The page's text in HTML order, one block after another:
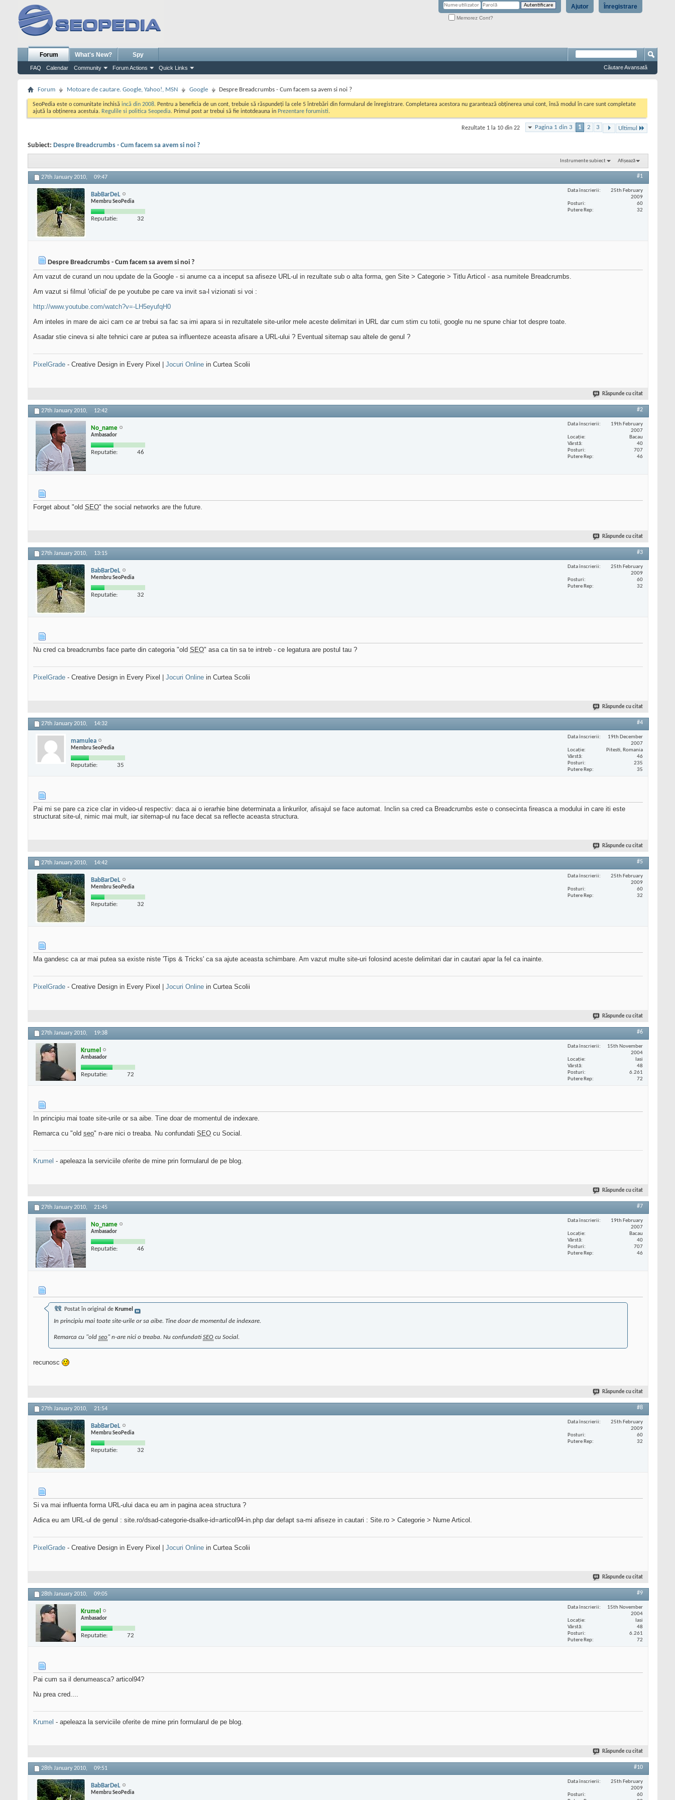
Înregistrare
Ajutor
Memorez Cont?
Forum
FAQ Calendar Community Forum Actions Quick Links
What's New? Spy
Căutare Avansată
Forum Motoare de cautare. Google, Yahoo!, MSN Google Despre Breadcrumbs - Cum facem sa avem si noi ?
SeoPedia este o comunitate inchisă incă din 2008. Pentru a beneficia de un cont, trebuie să răspundeți la cele 5 întrebări din formularul de înregistrare. Completarea acestora nu garantează obținerea unui cont, însă modul în care sunt completate
ajută la obținerea acestuia. Regulile si politica Seopedia. Primul post ar trebui să fie intotdeauna in Prezentare forumisti.
Pagina 1 din 3 1 2 3 Ultimul
Rezultate 1 la 10 din 22
Subiect: Despre Breadcrumbs - Cum facem sa avem si noi ?
Instrumente subiect Afișează
27th January 2010, 09:47 #1
BabBarDeL
Membru SeoPedia
Reputatie: 32
Data înscrierii
25th February
2009
Posturi
60
Putere Rep
32
Despre Breadcrumbs - Cum facem sa avem si noi ?
Am vazut de curand un nou update de la Google - si anume ca a inceput sa afiseze URL-ul in rezultate sub o alta forma, gen Site > Categorie > Titlu Articol - asa numitele Breadcrumbs.
Am vazut si filmul 'oficial' de pe youtube pe care va invit sa-l vizionati si voi :
http://www.youtube.com/watch?v=-LH5eyufqH0
Am inteles in mare de aici cam ce ar trebui sa fac sa imi apara si in rezultatele site-urilor mele aceste delimitari in URL dar cum stim cu totii, google nu ne spune chiar tot despre toate.
Asadar stie cineva si alte tehnici care ar putea sa influenteze aceasta afisare a URL-ului ? Eventual sitemap sau altele de genul ?
PixelGrade - Creative Design in Every Pixel | Jocuri Online in Curtea Scolii
Răspunde cu citat
27th January 2010, 12:42 #2
No_name
Ambasador
Reputatie: 46
Data înscrierii
19th February
2007
Locaţie
Bacau
Vârstă
40
Posturi
707
Putere Rep
46
Forget about "old SEO" the social networks are the future.
Răspunde cu citat
27th January 2010, 13:15 #3
BabBarDeL
Membru SeoPedia
Reputatie: 32
Data înscrierii
25th February
2009
Posturi
60
Putere Rep
32
Nu cred ca breadcrumbs face parte din categoria "old SEO" asa ca tin sa te intreb - ce legatura are postul tau ?
PixelGrade - Creative Design in Every Pixel | Jocuri Online in Curtea Scolii
Răspunde cu citat
27th January 2010, 14:32 #4
mamulea
Membru SeoPedia
Reputatie: 35
Data înscrierii
19th December
2007
Locaţie
Pitesti, Romania
Vârstă
46
Posturi
235
Putere Rep
35
Pai mi se pare ca zice clar in video-ul respectiv: daca ai o ierarhie bine determinata a linkurilor, afisajul se face automat. Inclin sa cred ca Breadcrumbs este o consecinta fireasca a modului in care iti este
structurat site-ul, nimic mai mult, iar sitemap-ul nu face decat sa reflecte aceasta structura.
Răspunde cu citat
27th January 2010, 14:42 #5
BabBarDeL
Membru SeoPedia
Reputatie: 32
Data înscrierii
25th February
2009
Posturi
60
Putere Rep
32
Ma gandesc ca ar mai putea sa existe niste 'Tips & Tricks' ca sa ajute aceasta schimbare. Am vazut multe site-uri folosind aceste delimitari dar in cautari apar la fel ca inainte.
PixelGrade - Creative Design in Every Pixel | Jocuri Online in Curtea Scolii
Răspunde cu citat
27th January 2010, 19:38 #6
Krumel
Ambasador
Reputatie: 72
Data înscrierii
15th November
2004
Locaţie
Iasi
Vârstă
48
Posturi
6.261
Putere Rep
72
In principiu mai toate site-urile or sa aibe. Tine doar de momentul de indexare.
Remarca cu "old seo" n-are nici o treaba. Nu confundati SEO cu Social.
Krumel - apeleaza la serviciile oferite de mine prin formularul de pe blog.
Răspunde cu citat
27th January 2010, 21:45 #7
No_name
Ambasador
Reputatie: 46
Data înscrierii
19th February
2007
Locaţie
Bacau
Vârstă
40
Posturi
707
Putere Rep
46
Postat în original de Krumel
In principiu mai toate site-urile or sa aibe. Tine doar de momentul de indexare.
Remarca cu "old seo" n-are nici o treaba. Nu confundati SEO cu Social.
recunosc
Răspunde cu citat
27th January 2010, 21:54 #8
BabBarDeL
Membru SeoPedia
Reputatie: 32
Data înscrierii
25th February
2009
Posturi
60
Putere Rep
32
Si va mai influenta forma URL-ului daca eu am in pagina acea structura ?
Adica eu am URL-ul de genul : site.ro/dsad-categorie-dsalke-id=articol94-in.php dar defapt sa-mi afiseze in cautari : Site.ro > Categorie > Nume Articol.
PixelGrade - Creative Design in Every Pixel | Jocuri Online in Curtea Scolii
Răspunde cu citat
28th January 2010, 09:05 #9
Krumel
Ambasador
Reputatie: 72
Data înscrierii
15th November
2004
Locaţie
Iasi
Vârstă
48
Posturi
6.261
Putere Rep
72
Pai cum sa il denumeasca? articol94?
Nu prea cred....
Krumel - apeleaza la serviciile oferite de mine prin formularul de pe blog.
Răspunde cu citat
28th January 2010, 09:51 #10
BabBarDeL
Membru SeoPedia
Data înscrierii
25th February
2009
Posturi
60